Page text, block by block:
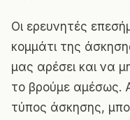
Οι ερευνητές
κομμάτι της
μας αρέσει και να
το βρούμε αμέσως.
τύπος άσκησης,